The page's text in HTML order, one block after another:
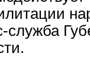
служба